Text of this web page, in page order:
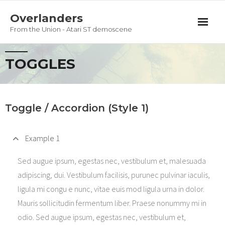
Overlanders
From the Union - Atari ST demoscene
Productions
Team
Guestbook
TOGGLES
Toggle / Accordion (Style 1)
Example 1
Sed augue ipsum, egestas nec, vestibulum et, malesuada
adipiscing, dui. Vestibulum facilisis, purunec pulvinar iaculis,
ligula mi congu e nunc, vitae euis mod ligula urna in dolor.
Mauris sollicitudin fermentum liber. Praese nonummy mi in
odio. Sed augue ipsum, egestas nec, vestibulum et,